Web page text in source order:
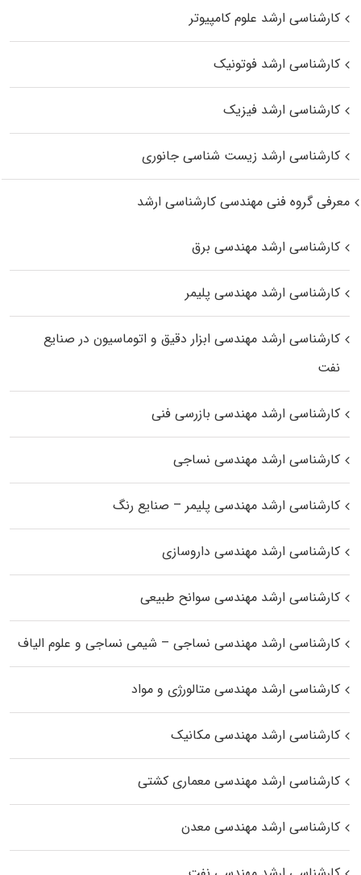
کارشناسی ارشد علوم کامپیوتر
کارشناسی ارشد فوتونیک
کارشناسی ارشد فیزیک
کارشناسی ارشد زیست‌ شناسی جانوری
معرفی گروه فنی مهندسی کارشناسی ارشد
کارشناسی ارشد مهندسی برق
کارشناسی ارشد مهندسی پلیمر
کارشناسی ارشد مهندسی ابزار دقیق و اتوماسیون در صنایع
نفت
کارشناسی ارشد مهندسی بازرسی فنی
کارشناسی ارشد مهندسی نساجی
کارشناسی ارشد مهندسی پلیمر – صنایع رنگ
کارشناسی ارشد مهندسی داروسازی
کارشناسی ارشد مهندسی سوانح طبیعی
کارشناسی ارشد مهندسی نساجی – شیمی نساجی و علوم الیاف
کارشناسی ارشد مهندسی متالورژی و مواد
کارشناسی ارشد مهندسی مکانیک
کارشناسی ارشد مهندسی معماری کشتی
کارشناسی ارشد مهندسی معدن